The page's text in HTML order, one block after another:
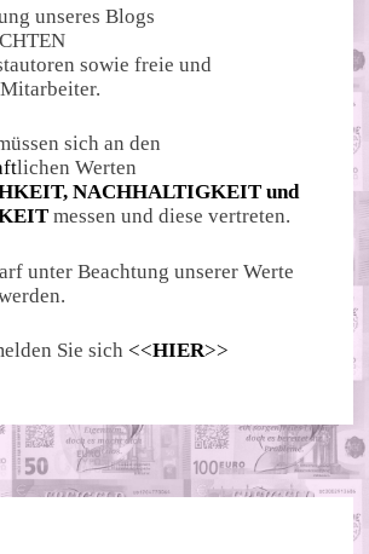
unseres Blogs
sowie freie und
sich an den
lichen Werten
NACHHALTIGKEIT und
messen und diese vertreten.
unter Beachtung unserer Werte
Sie sich <<HIER>>